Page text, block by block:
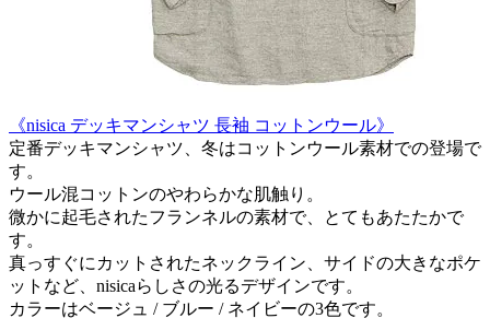
《nisica デッキマンシャツ 長袖 コットンウール》
定番デッキマンシャツ、冬はコットンウール素材での登場で
す。
ウール混コットンのやわらかな肌触り。
微かに起毛されたフランネルの素材で、とてもあたたかで
す。
真っすぐにカットされたネックライン、サイドの大きなポケ
ットなど、nisicaらしさの光るデザインです。
カラーはベージュ / ブルー / ネイビーの3色です。